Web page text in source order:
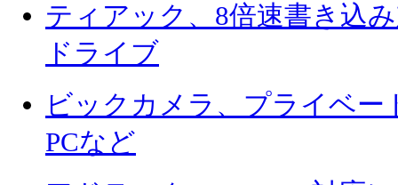
ティアック、8倍速書き込
ドライブ
ビックカメラ、プライベ
PCなど